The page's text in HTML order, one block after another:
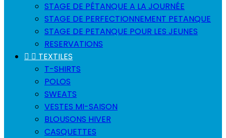
STAGE DE PÉTANQUE A LA JOURNÉE
STAGE DE PERFECTIONNEMENT PETANQUE
STAGE DE PETANQUE POUR LES JEUNES
RESERVATIONS
  TEXTILES
T-SHIRTS
POLOS
SWEATS
VESTES MI-SAISON
BLOUSONS HIVER
CASQUETTES